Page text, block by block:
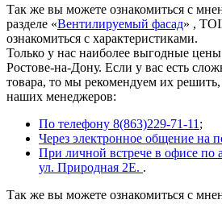
Так же вы можете ознакомиться с
разделе «Вентилируемый фасад» ,
ознакомиться с характеристиками.
Только у нас наиболее выгодные
Ростове-на-Дону. Если у вас есть
товара, то мы рекомендуем их
наших менеджеров:
По телефону 8(863)229-71-11 ;
Через электронное общение на
При личной встрече в офисе по
ул. Природная 2Е. .
Так же вы можете ознакомиться с